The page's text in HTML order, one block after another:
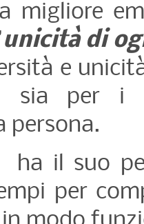
migliore
unicità di
e
sia per i
persona.
il suo
per